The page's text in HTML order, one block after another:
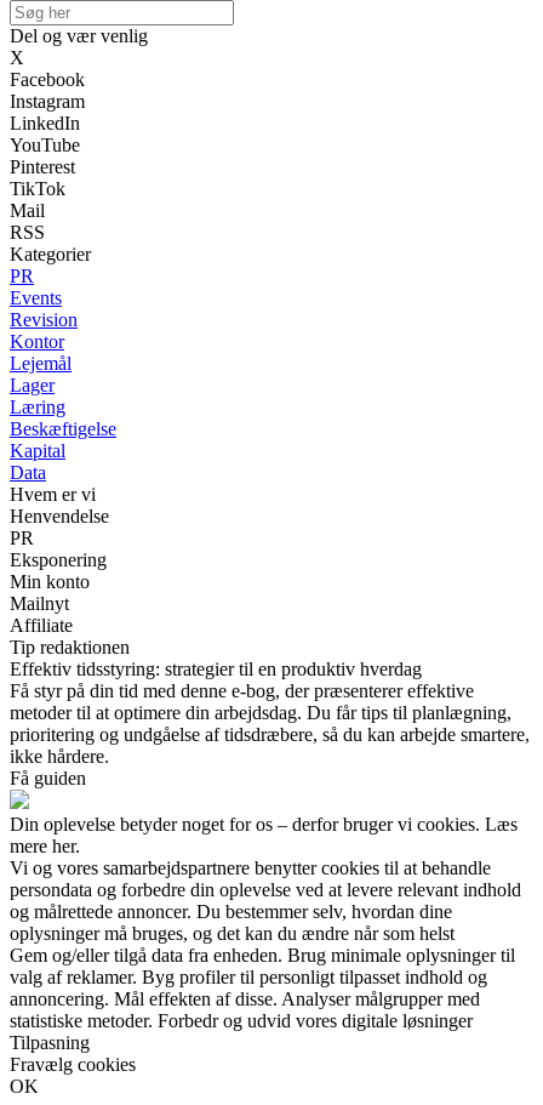
Del og vær venlig
X
Facebook
Instagram
LinkedIn
YouTube
Pinterest
TikTok
Mail
RSS
Kategorier
PR
Events
Revision
Kontor
Lejemål
Lager
Læring
Beskæftigelse
Kapital
Data
Hvem er vi
Henvendelse
PR
Eksponering
Min konto
Mailnyt
Affiliate
Tip redaktionen
Effektiv tidsstyring: strategier til en produktiv hverdag
Få styr på din tid med denne e-bog, der præsenterer effektive
metoder til at optimere din arbejdsdag. Du får tips til planlægning,
prioritering og undgåelse af tidsdræbere, så du kan arbejde smartere,
ikke hårdere.
Få guiden
Din oplevelse betyder noget for os – derfor bruger vi cookies. Læs
mere her.
Vi og vores samarbejdspartnere benytter cookies til at behandle
persondata og forbedre din oplevelse ved at levere relevant indhold
og målrettede annoncer. Du bestemmer selv, hvordan dine
oplysninger må bruges, og det kan du ændre når som helst
Gem og/eller tilgå data fra enheden. Brug minimale oplysninger til
valg af reklamer. Byg profiler til personligt tilpasset indhold og
annoncering. Mål effekten af disse. Analyser målgrupper med
statistiske metoder. Forbedr og udvid vores digitale løsninger
Tilpasning
Fravælg cookies
OK